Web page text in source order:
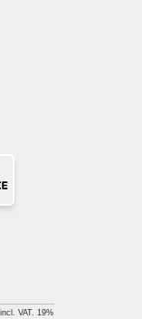
VAT. 19%